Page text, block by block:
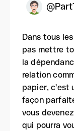
Dans tous
pas mettre
la
relation
papier, c'est
façon
vous
qui pourra